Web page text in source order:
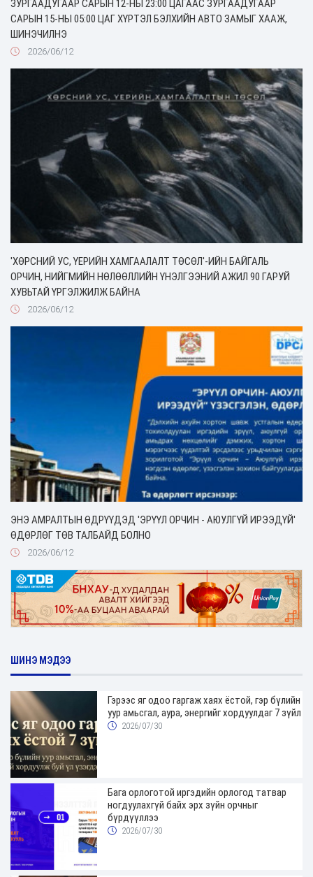
ЗУРГААДУГААР САРЫН 12-НЫ 23:00 ЦАГААС ЗУРГААДУГААР
САРЫН 15-НЫ 05:00 ЦАГ ХҮРТЭЛ БЭЛХИЙН АВТО ЗАМЫГ ХААЖ,
ШИНЭЧИЛНЭ
2026/06/12
'ХӨРСНИЙ УС, ҮЕРИЙН ХАМГААЛАЛТ ТӨСӨЛ'-ИЙН БАЙГАЛЬ
ОРЧИН, НИЙГМИЙН НӨЛӨӨЛЛИЙН ҮНЭЛГЭЭНИЙ АЖИЛ 90 ГАРУЙ
ХУВЬТАЙ ҮРГЭЛЖИЛЖ БАЙНА
2026/06/12
ЭНЭ АМРАЛТЫН ӨДРҮҮДЭД 'ЭРҮҮЛ ОРЧИН - АЮУЛГҮЙ ИРЭЭДҮЙ'
ӨДӨРЛӨГ ТӨВ ТАЛБАЙД БОЛНО
2026/06/12
ШИНЭ МЭДЭЭ
Гэрээс яг одоо гаргаж хаях ёстой, гэр бүлийн
уур амьсгал, аура, энергийг хордуулдаг 7 зүйл
2026/07/30
Бага орлоготой иргэдийн орлогод татвар
ногдуулахгүй байх эрх зүйн орчныг
бүрдүүллээ
2026/07/30